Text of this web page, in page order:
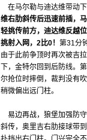
在马尔勒与迪达维带动
维右肋斜传后迅速前插，
轻挑传前方，迪达维反越
挑射入网，2比0！ 第31分
由于此前争顶时再次被吉
下，金特尔回到后防线。
尔抢位时摔倒，裁判没有
稍微偏出远门柱。
易边再战，狼堡加强防
斜传，奥里吉右肋接球带